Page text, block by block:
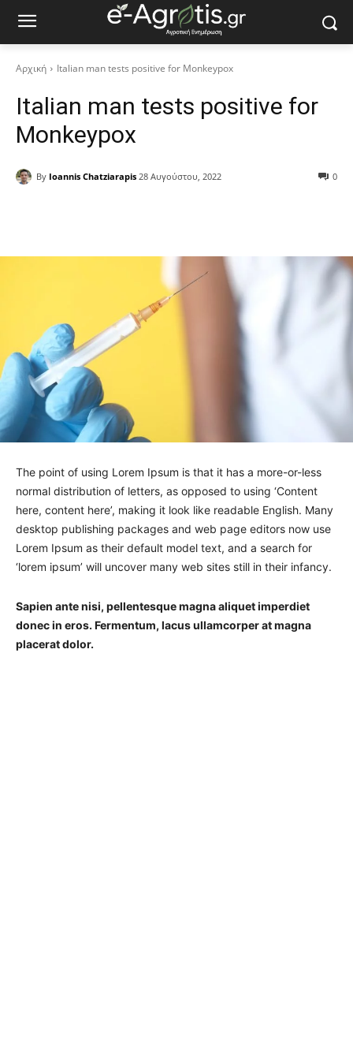
Αρχική Italian man tests positive for Monkeypox
Italian man tests positive for
Monkeypox
By Ioannis Chatziarapis 28 Αυγούστου, 2022 0
The point of using Lorem Ipsum is that it has a more-or-less
normal distribution of letters, as opposed to using ‘Content
here, content here’, making it look like readable English. Many
desktop publishing packages and web page editors now use
Lorem Ipsum as their default model text, and a search for
‘lorem ipsum’ will uncover many web sites still in their infancy.
Sapien ante nisi, pellentesque magna aliquet imperdiet
donec in eros. Fermentum, lacus ullamcorper at magna
placerat dolor.